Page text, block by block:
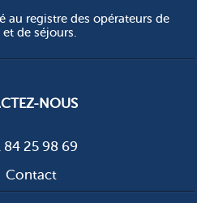
au registre des opérateurs de
et de séjours.
NOUS
84 25 98 69
Contact